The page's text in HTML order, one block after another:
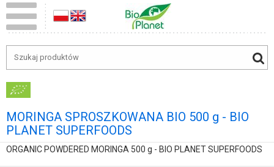
MORINGA SPROSZKOWANA BIO 500 g - BIO
PLANET SUPERFOODS
ORGANIC POWDERED MORINGA 500 g - BIO PLANET SUPERFOODS